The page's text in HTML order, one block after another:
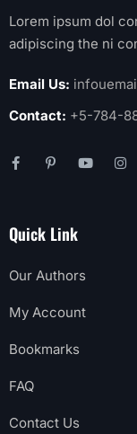
Lorem ipsum dol
adipiscing the ni
Email Us:
Contact: +5-784-
Quick Link
Our Authors
My Account
Bookmarks
FAQ
Contact Us